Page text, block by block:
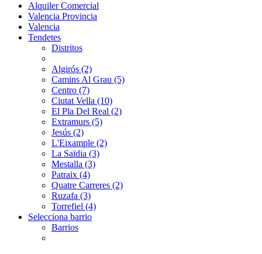
Alquiler Comercial
Valencia Provincia
Valencia
Tendetes
Distritos
Algirós (2)
Camins Al Grau (5)
Centro (7)
Ciutat Vella (10)
El Pla Del Real (2)
Extramurs (5)
Jesús (2)
L'Eixample (2)
La Saïdia (3)
Mestalla (3)
Patraix (4)
Quatre Carreres (2)
Ruzafa (3)
Torrefiel (4)
Selecciona barrio
Barrios